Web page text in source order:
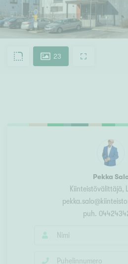
23
Pekka
Kiinteistövälittäjä,
puh.